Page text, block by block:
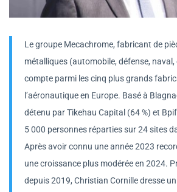
Le groupe Mecachrome, fabricant de
métalliques (automobile, défense, naval,
compte parmi les cinq plus grands
l’aéronautique en Europe. Basé à
détenu par Tikehau Capital (64 %) et
5 000 personnes réparties sur 24 sites
Après avoir connu une année 2023
une croissance plus modérée en 2024.
depuis 2019, Christian Cornille dresse